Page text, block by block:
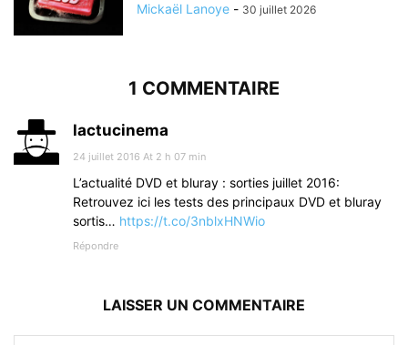
Mickaël Lanoye - 30 juillet 2026
1 COMMENTAIRE
lactucinema
24 juillet 2016 At 2 h 07 min
L’actualité DVD et bluray : sorties juillet 2016:
Retrouvez ici les tests des principaux DVD et bluray
sortis… https://t.co/3nblxHNWio
Répondre
LAISSER UN COMMENTAIRE